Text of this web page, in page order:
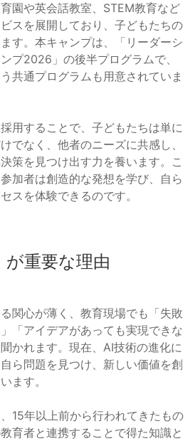
園や英会話教室、STEM教育など
スを展開しており、子どもたちの
す。本キャンプは、「リーダーシ
プ2026」の後半プログラムで、
共通プログラムも用意されていま
用することで、子どもたちは単に
でなく、他者のニーズに共感し、
策を見つけ出す力を養います。こ
加者は創造的な発想を学び、自ら
スを体験できるのです。
が重要な理由
関心が薄く、教育現場でも「失敗
「アイデアがあっても実現できな
かれます。現在、AI技術の進化に
ら問題を見つけ、新しい価値を創
ます。
15年以上前から行われてきたもの
育者と連携することで得た知識と